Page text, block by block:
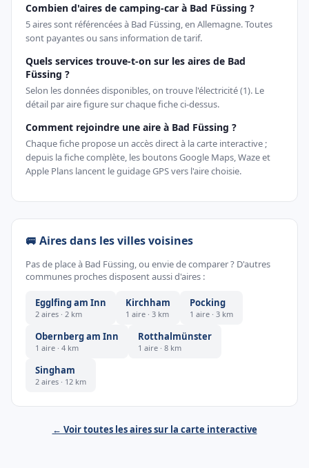
Combien d'aires de camping-car à Bad Füssing ?
5 aires sont référencées à Bad Füssing, en Allemagne. Toutes
sont payantes ou sans information de tarif.
Quels services trouve-t-on sur les aires de Bad
Füssing ?
Selon les données disponibles, on trouve l'électricité (1). Le
détail par aire figure sur chaque fiche ci-dessus.
Comment rejoindre une aire à Bad Füssing ?
Chaque fiche propose un accès direct à la carte interactive ;
depuis la fiche complète, les boutons Google Maps, Waze et
Apple Plans lancent le guidage GPS vers l'aire choisie.
🚐 Aires dans les villes voisines
Pas de place à Bad Füssing, ou envie de comparer ? D'autres
communes proches disposent aussi d'aires :
Egglfing am Inn
2 aires · 2 km
Kirchham
1 aire · 3 km
Pocking
1 aire · 3 km
Obernberg am Inn
1 aire · 4 km
Rotthalmünster
1 aire · 8 km
Singham
2 aires · 12 km
← Voir toutes les aires sur la carte interactive